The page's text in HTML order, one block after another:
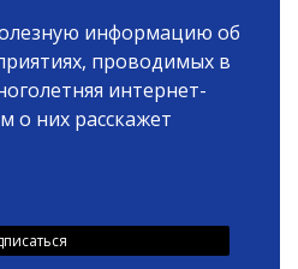
информацию об
проводимых в
интернет-
о них расскажет